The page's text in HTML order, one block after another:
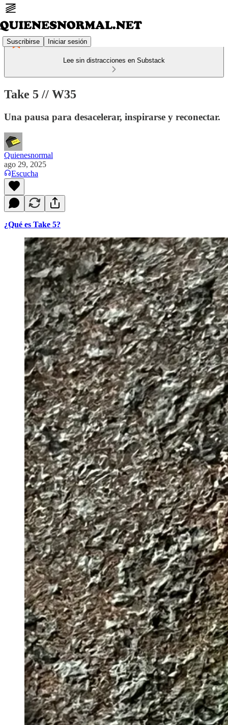
Suscribirse Iniciar sesión
Lee sin distracciones en Substack
Take 5 // W35
Una pausa para desacelerar, inspirarse y reconectar.
Quienesnormal
ago 29, 2025
Escucha
¿Qué es Take 5?